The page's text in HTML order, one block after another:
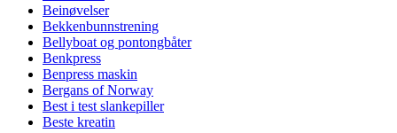
Beinøvelser
Bekkenbunnstrening
Bellyboat og pontongbåter
Benkpress
Benpress maskin
Bergans of Norway
Best i test slankepiller
Beste kreatin